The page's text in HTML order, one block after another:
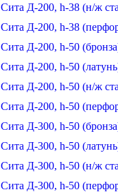
Сита Д-200, h-38 (н/ж
Сита Д-200, h-38
Сита Д-200, h-50
Сита Д-200, h-50
Сита Д-200, h-50 (н/ж
Сита Д-200, h-50
Сита Д-300, h-50
Сита Д-300, h-50
Сита Д-300, h-50 (н/ж
Сита Д-300, h-50